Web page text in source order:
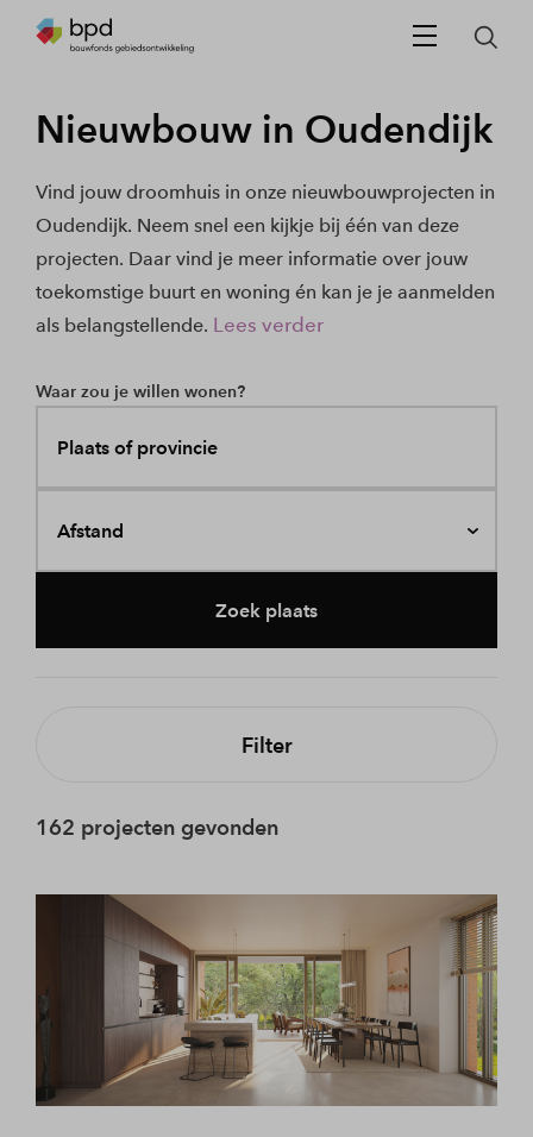
Nieuwbouw in Oudendijk
Vind jouw droomhuis in onze nieuwbouwprojecten in
Oudendijk. Neem snel een kijkje bij één van deze
projecten. Daar vind je meer informatie over jouw
toekomstige buurt en woning én kan je je aanmelden
als belangstellende. Lees verder
Waar zou je willen wonen?
Plaats of provincie
Afstand
Zoek plaats
Filter
162 projecten gevonden